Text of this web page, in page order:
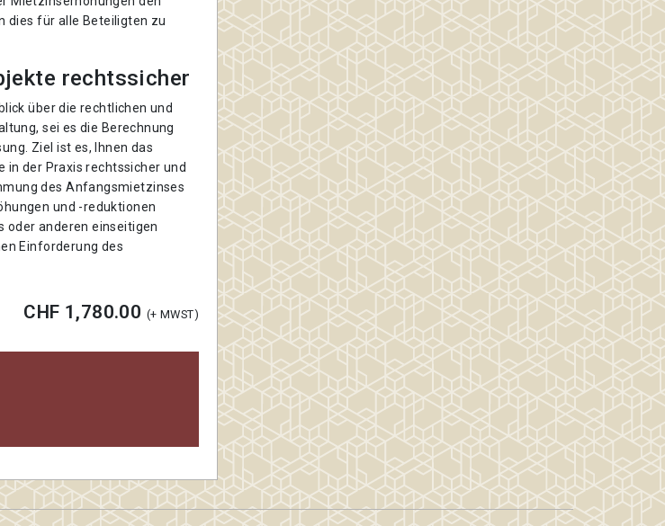
dies für alle Beteiligten zu
rechtssicher
über die rechtlichen und
sei es die Berechnung
Ziel ist es, Ihnen das
in der Praxis rechtssicher und
des Anfangsmietzinses
und -reduktionen
oder anderen einseitigen
Einforderung des
CHF 1,780.00 (+ MWST)